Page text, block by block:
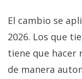
El cambio se
2026. Los que
tiene que hacer
de manera